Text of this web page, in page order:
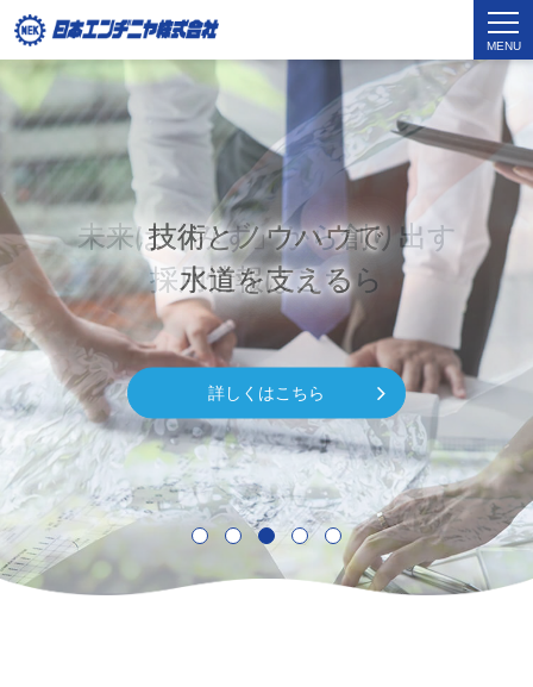
MENU
技術とノウハウで
水道を支える
技術とノウハウで
水道を支える
詳しくはこちら